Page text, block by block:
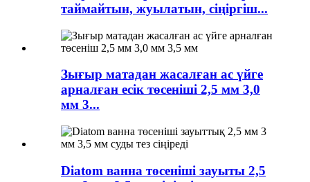
таймайтын, жуылатын, сіңіргіш...
Зығыр матадан жасалған ас үйге
арналған есік төсеніші 2,5 мм 3,0
мм 3...
Diatom ванна төсеніші зауыты 2,5